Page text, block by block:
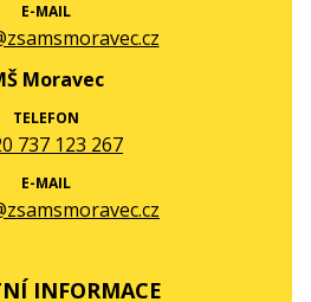
E-MAIL
Moravec
TELEFON
737 123 267
E-MAIL
INFORMACE